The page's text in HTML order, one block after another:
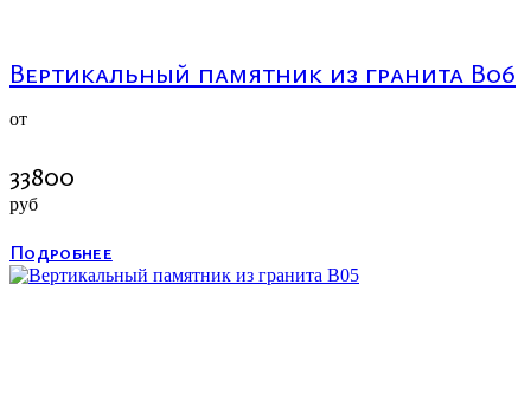
Вертикальный памятник из гранита В06
от
33800
руб
Подробнее